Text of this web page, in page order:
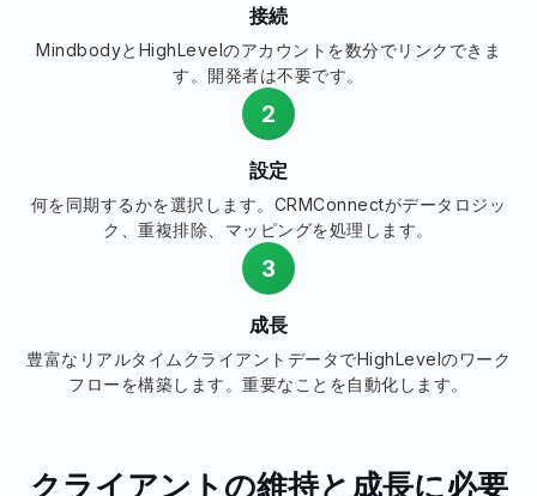
接続
MindbodyとHighLevelのアカウントを数分でリンクできま
す。開発者は不要です。
2
設定
何を同期するかを選択します。CRMConnectがデータロジッ
ク、重複排除、マッピングを処理します。
3
成長
豊富なリアルタイムクライアントデータでHighLevelのワーク
フローを構築します。重要なことを自動化します。
クライアントの維持と成長に必要